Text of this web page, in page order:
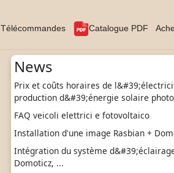
Télécommandes Catalogue PDF
News
Prix et coûts horaires de
production d&#39;énergie solaire
FAQ veicoli elettrici e fotovoltaico
Installation d'une image Rasbian +
Intégration du système
Domoticz, ...